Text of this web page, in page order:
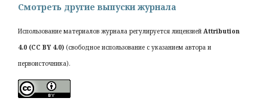
Смотреть другие выпуски журнала
Использование материалов журнала регулируется лицензией Attribution
4.0 (CC BY 4.0) (свободное использование с указанием автора и
первоисточника).